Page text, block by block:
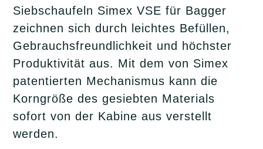
Siebschaufeln Simex VSE für Bagger
zeichnen sich durch leichtes Befüllen,
Gebrauchsfreundlichkeit und höchster
Produktivität aus. Mit dem von Simex
patentierten Mechanismus kann die
Korngröße des gesiebten Materials
sofort von der Kabine aus verstellt
werden.